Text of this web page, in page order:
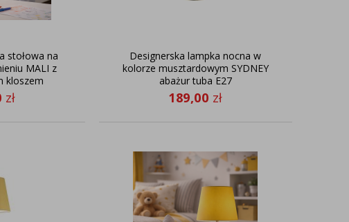
stołowa na
MALI z
kloszem
zł
Designerska lampka nocna w
kolorze musztardowym SYDNEY
abażur tuba E27
189,00 zł